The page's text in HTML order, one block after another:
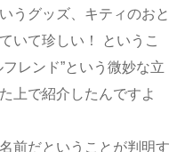
うグッズ、キティのおと
いて珍しい！ というこ
レンド”という微妙な立
上で紹介したんですよ
前だということが判明す